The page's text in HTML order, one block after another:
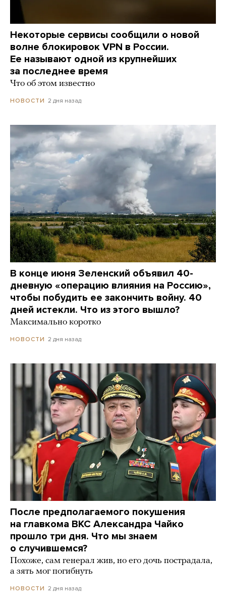
Некоторые сервисы сообщили о новой
волне блокировок VPN в России.
Ее называют одной из крупнейших
за последнее время
Что об этом известно
НОВОСТИ 2 дня назад
В конце июня Зеленский объявил 40-
дневную «операцию влияния на Россию»,
чтобы побудить ее закончить войну. 40
дней истекли. Что из этого вышло?
Максимально коротко
НОВОСТИ 2 дня назад
После предполагаемого покушения
на главкома ВКС Александра Чайко
прошло три дня. Что мы знаем
о случившемся?
Похоже, сам генерал жив, но его дочь пострадала,
а зять мог погибнуть
НОВОСТИ 2 дня назад